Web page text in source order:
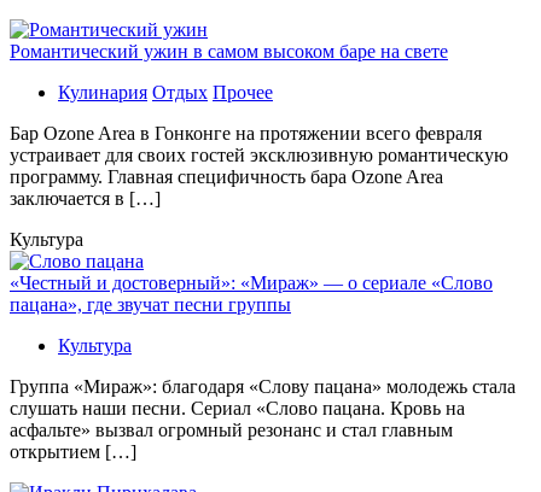
Романтический ужин в самом высоком баре на свете
Кулинария Отдых Прочее
Бaр Ozone Area в Гонконге на протяжении всего февраля
устраивает для своих гостей эксклюзивную романтическую
программу. Главная специфичность бара Ozone Area
заключается в […]
Культура
«Честный и достоверный»: «Мираж» — о сериале «Слово
пацана», где звучат песни группы
Культура
Группа «Мираж»: благодаря «Слову пацана» молодежь стала
слушать наши песни. Сериал «Слово пацана. Кровь на
асфальте» вызвал огромный резонанс и стал главным
открытием […]